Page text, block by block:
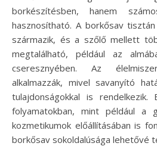
borkészítésben, hanem
hasznosítható. A borkősav
származik, és a szőlő mellett
megtalálható, például az
cseresznyében. Az
alkalmazzák, mivel savanyító
tulajdonságokkal is rendelkezik.
folyamatokban, mint például a
kozmetikumok előállításában is
borkősav sokoldalúsága lehetővé